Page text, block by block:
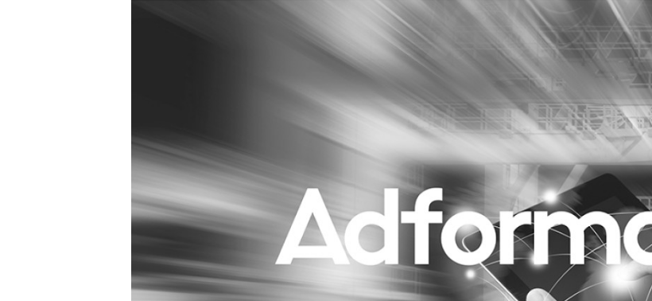
Influencer marketing
Interne communicatie
Purpose Marketing
Reputatie & crisis